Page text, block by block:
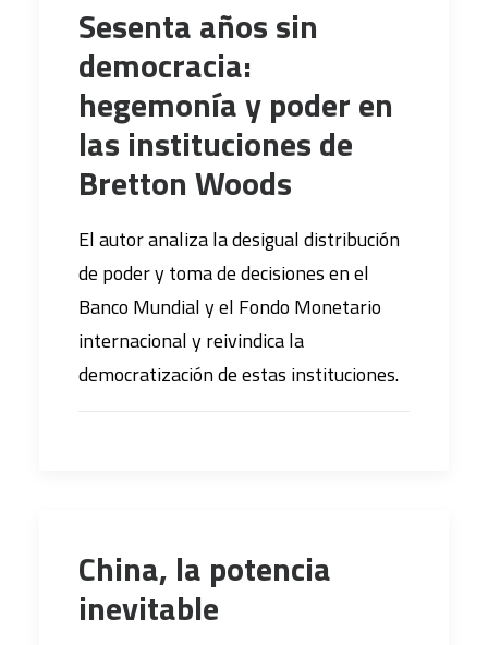
Sesenta años sin
democracia:
hegemonía y poder en
las instituciones de
Bretton Woods
El autor analiza la desigual distribución
de poder y toma de decisiones en el
Banco Mundial y el Fondo Monetario
internacional y reivindica la
democratización de estas instituciones.
China, la potencia
inevitable